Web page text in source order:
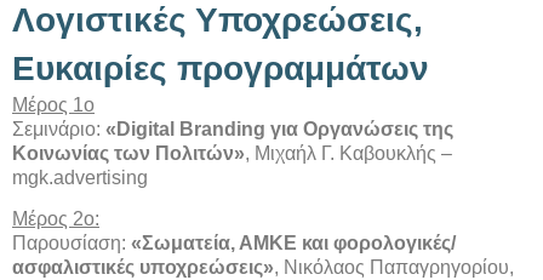
Λογιστικές Υποχρεώσεις,
Ευκαιρίες προγραμμάτων
Μέρος 1ο
Σεμινάριο: «Digital Branding για Οργανώσεις της
Κοινωνίας των Πολιτών», Μιχαήλ Γ. Καβουκλής –
mgk.advertising
Μέρος 2ο:
Παρουσίαση: «Σωματεία, ΑΜΚΕ και φορολογικές/
ασφαλιστικές υποχρεώσεις», Νικόλαος Παπαγρηγορίου,